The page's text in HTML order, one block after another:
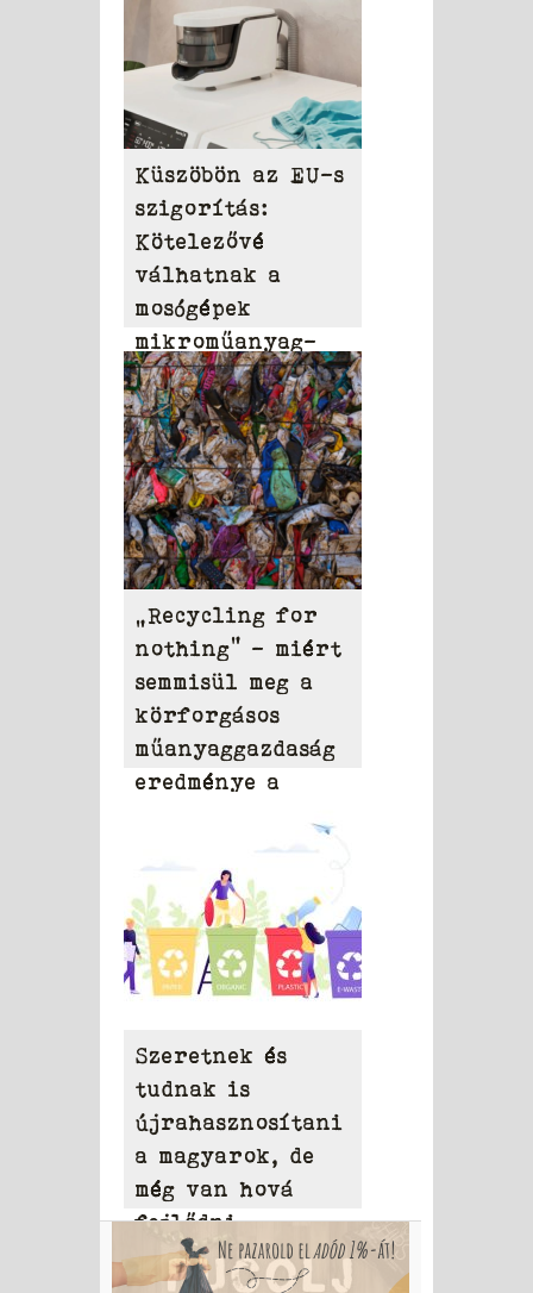
adatszolgáltatást
Küszöbön az EU-s
szigorítás:
Kötelezővé
válhatnak a
mosógépek
mikroműanyag-
szűrői
„Recycling for
nothing” – miért
semmisül meg a
körforgásos
műanyaggazdaság
eredménye a
Szeretnek és
tudnak is
újrahasznosítani
a magyarok, de
még van hová
fejlődni